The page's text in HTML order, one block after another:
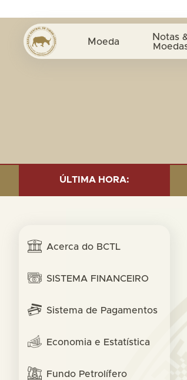
Moeda Notas &
ÚLTIMA HORA:
INVESTMENT AS OF 30 SEP.
Acerca do BCTL
SISTEMA FINANCEIRO
Sistema de Pagamentos
Economia e Estatística
Fundo Petrolífero